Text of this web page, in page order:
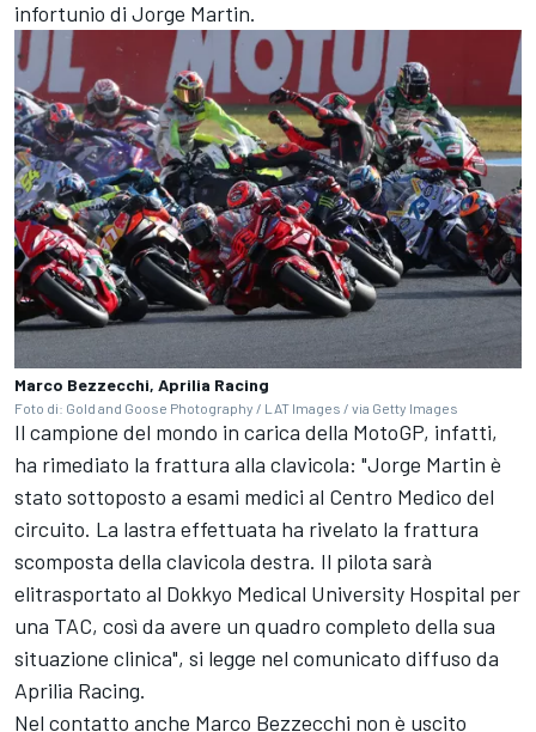
infortunio di Jorge Martin.
Marco Bezzecchi, Aprilia Racing
Foto di: Gold and Goose Photography / LAT Images / via Getty Images
Il campione del mondo in carica della MotoGP, infatti,
ha rimediato la frattura alla clavicola: "Jorge Martin è
stato sottoposto a esami medici al Centro Medico del
circuito. La lastra effettuata ha rivelato la frattura
scomposta della clavicola destra. Il pilota sarà
elitrasportato al Dokkyo Medical University Hospital per
una TAC, così da avere un quadro completo della sua
situazione clinica", si legge nel comunicato diffuso da
Aprilia Racing.
Nel contatto anche Marco Bezzecchi non è uscito